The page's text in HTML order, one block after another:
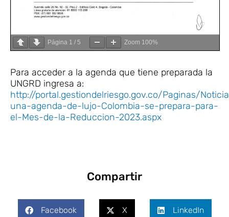
Página 1 / 5 Zoom 100%
Para acceder a la agenda que tiene preparada la
UNGRD ingresa a:
http://portal.gestiondelriesgo.gov.co/Paginas/
una-agenda-de-lujo-Colombia-se-prepara-para-
el-Mes-de-la-Reduccion-2023.aspx
Compartir
Facebook X LinkedIn